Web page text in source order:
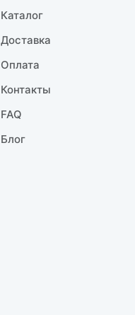
Каталог
Доставка
Оплата
Контакты
FAQ
Блог